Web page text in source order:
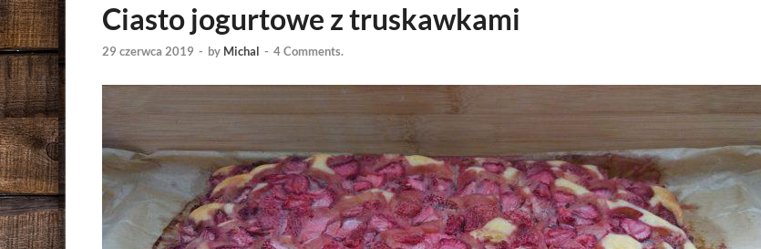
Ciasto jogurtowe z truskawkami
29 czerwca 2019 - by Michal - 4 Comments.